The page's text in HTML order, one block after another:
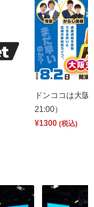
ドンココは大
21:00）
¥1300 (税込)